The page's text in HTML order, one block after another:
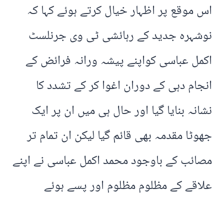
اس موقع پر اظہار خیال کرتے ہوئے کہا کہ
نوشہرہ جدید کے رہائشی ٹی وی جرنلسٹ
اکمل عباسی کواپنے پیشہ ورانہ فرائض کے
انجام دہی کے دوران اغوا کر کے تشدد کا
نشانہ بنایا گیا اور حال ہی میں ان پر ایک
جھوٹا مقدمہ بھی قائم گیا لیکن ان تمام تر
مصائب کے باوجود محمد اکمل عباسی نے اپنے
علاقے کے مظلوم مظلوم اور پسے ہوئے